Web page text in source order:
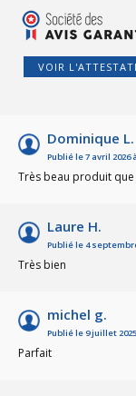
VOIR
Dominique L.
Publié le 7 avril 2026
Très beau produit
Laure H.
Publié le 4
Très bien
michel g.
Publié le 9 juillet
Parfait